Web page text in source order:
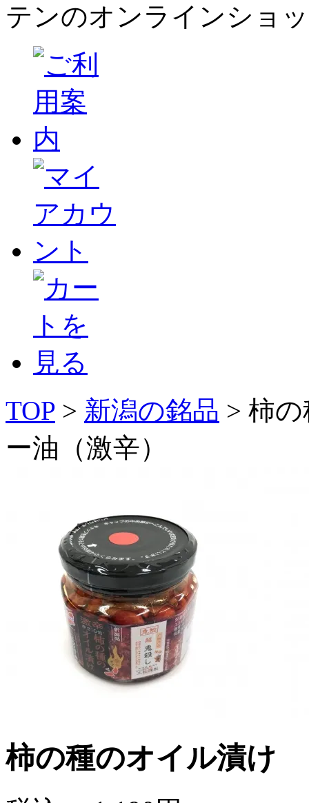
テンのオンラインショ
TOP > 新潟の銘品 > 柿
ー油（激辛）
柿の種のオイル漬け